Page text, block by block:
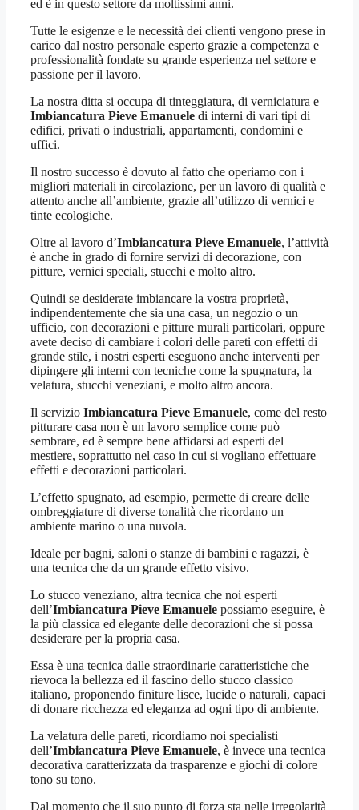
ed è in questo settore da moltissimi anni.
Tutte le esigenze e le necessità dei clienti vengono prese in
carico dal nostro personale esperto grazie a competenza e
professionalità fondate su grande esperienza nel settore e
passione per il lavoro.
La nostra ditta si occupa di tinteggiatura, di verniciatura e
Imbiancatura Pieve Emanuele di interni di vari tipi di
edifici, privati o industriali, appartamenti, condomini e
uffici.
Il nostro successo è dovuto al fatto che operiamo con i
migliori materiali in circolazione, per un lavoro di qualità e
attento anche all’ambiente, grazie all’utilizzo di vernici e
tinte ecologiche.
Oltre al lavoro d’Imbiancatura Pieve Emanuele, l’attività
è anche in grado di fornire servizi di decorazione, con
pitture, vernici speciali, stucchi e molto altro.
Quindi se desiderate imbiancare la vostra proprietà,
indipendentemente che sia una casa, un negozio o un
ufficio, con decorazioni e pitture murali particolari, oppure
avete deciso di cambiare i colori delle pareti con effetti di
grande stile, i nostri esperti eseguono anche interventi per
dipingere gli interni con tecniche come la spugnatura, la
velatura, stucchi veneziani, e molto altro ancora.
Il servizio Imbiancatura Pieve Emanuele, come del resto
pitturare casa non è un lavoro semplice come può
sembrare, ed è sempre bene affidarsi ad esperti del
mestiere, soprattutto nel caso in cui si vogliano effettuare
effetti e decorazioni particolari.
L’effetto spugnato, ad esempio, permette di creare delle
ombreggiature di diverse tonalità che ricordano un
ambiente marino o una nuvola.
Ideale per bagni, saloni o stanze di bambini e ragazzi, è
una tecnica che da un grande effetto visivo.
Lo stucco veneziano, altra tecnica che noi esperti
dell’Imbiancatura Pieve Emanuele possiamo eseguire, è
la più classica ed elegante delle decorazioni che si possa
desiderare per la propria casa.
Essa è una tecnica dalle straordinarie caratteristiche che
rievoca la bellezza ed il fascino dello stucco classico
italiano, proponendo finiture lisce, lucide o naturali, capaci
di donare ricchezza ed eleganza ad ogni tipo di ambiente.
La velatura delle pareti, ricordiamo noi specialisti
dell’Imbiancatura Pieve Emanuele, è invece una tecnica
decorativa caratterizzata da trasparenze e giochi di colore
tono su tono.
Dal momento che il suo punto di forza sta nelle irregolarità